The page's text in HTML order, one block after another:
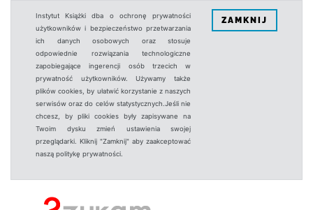
Instytut Książki dba o ochronę prywatności
użytkowników i bezpieczeństwo przetwarzania
ich danych osobowych oraz stosuje
odpowiednie rozwiązania technologiczne
zapobiegające ingerencji osób trzecich w
prywatność użytkowników. Używamy także
plików cookies, by ułatwić korzystanie z naszych
serwisów oraz do celów statystycznych.Jeśli nie
chcesz, by pliki cookies były zapisywane na
Twoim dysku zmień ustawienia swojej
przeglądarki. Kliknij "Zamknij" aby zaakceptować
naszą politykę prywatności.
ZAMKNIJ